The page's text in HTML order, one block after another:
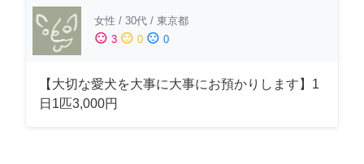
女性 / 30代 / 東京都
sentiment_satisfied 3 sentiment_neutral 0 sentiment_dissatisfied 0
【大切な愛犬を大事に大事にお預かりします】1
日1匹3,000円